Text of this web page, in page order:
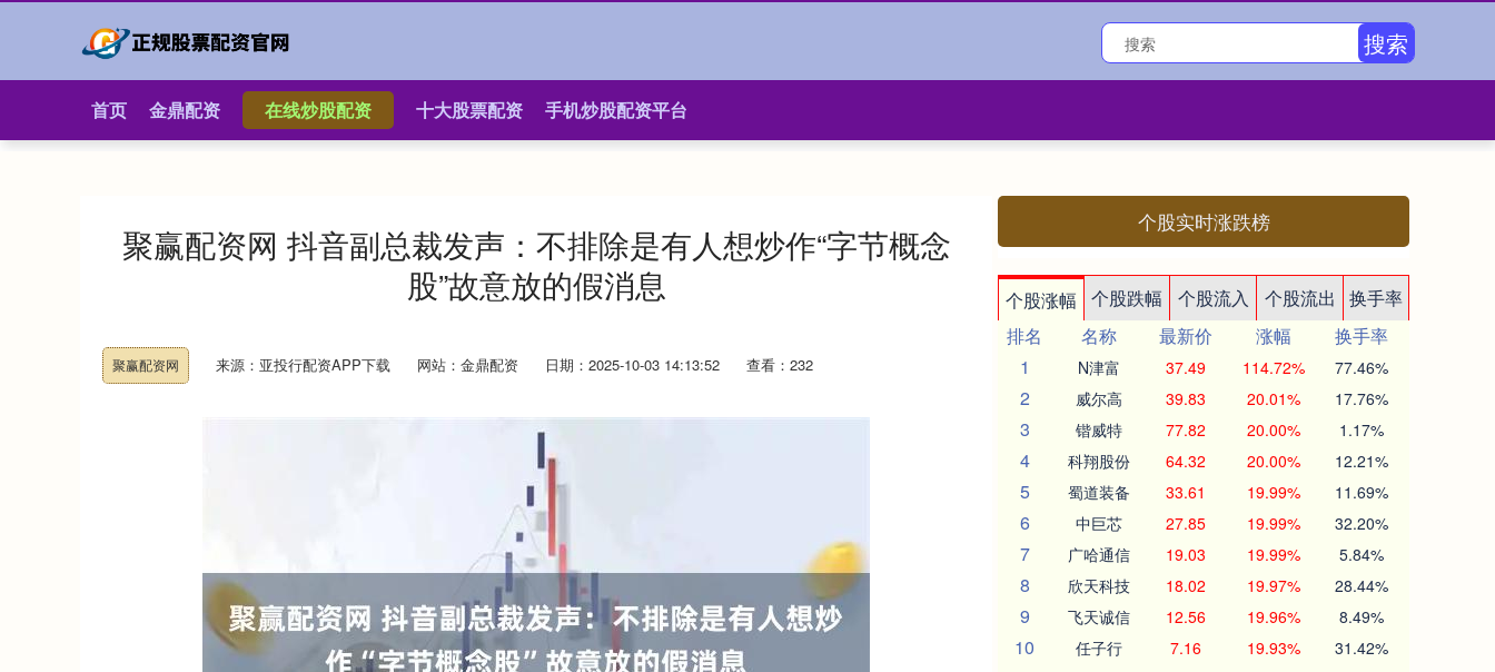
搜索
首页 金鼎配资 在线炒股配资 十大股票配资 手机炒股配资平台
聚赢配资网 抖音副总裁发声：不排除是有人想炒作“字节概念
股”故意放的假消息
聚赢配资网 来源：亚投行配资APP下载 网站：金鼎配资 日期：2025-10-03 14:13:52 查看：232
个股实时涨跌榜
个股涨幅 个股跌幅 个股流入 个股流出
换手率
排名
名称 最新价 涨幅
换手率
1
N津富 37.49 114.72% 77.46%
2 威尔高 39.83 20.01% 17.76%
3 锴威特 77.82 20.00% 1.17%
4 科翔股份 64.32 20.00% 12.21%
5 蜀道装备 33.61 19.99% 11.69%
6 中巨芯 27.85 19.99% 32.20%
7 广哈通信 19.03 19.99% 5.84%
8 欣天科技 18.02 19.97% 28.44%
9 飞天诚信 12.56 19.96% 8.49%
10 任子行 7.16 19.93% 31.42%